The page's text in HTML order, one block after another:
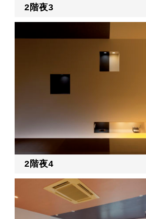
2階夜3
2階夜4